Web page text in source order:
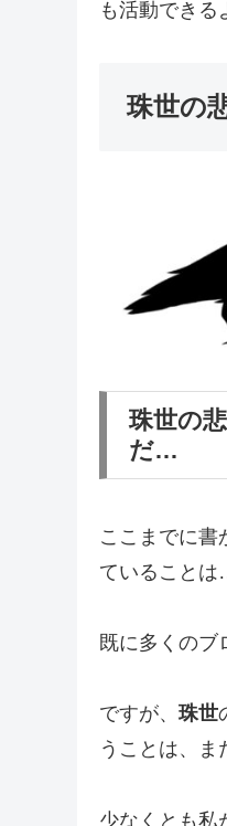
も活動できる
珠世の
珠世の
だ…
ここまでに書
ていること
既に多くのブ
ですが、 珠世
うことは、ま
少なくとも私